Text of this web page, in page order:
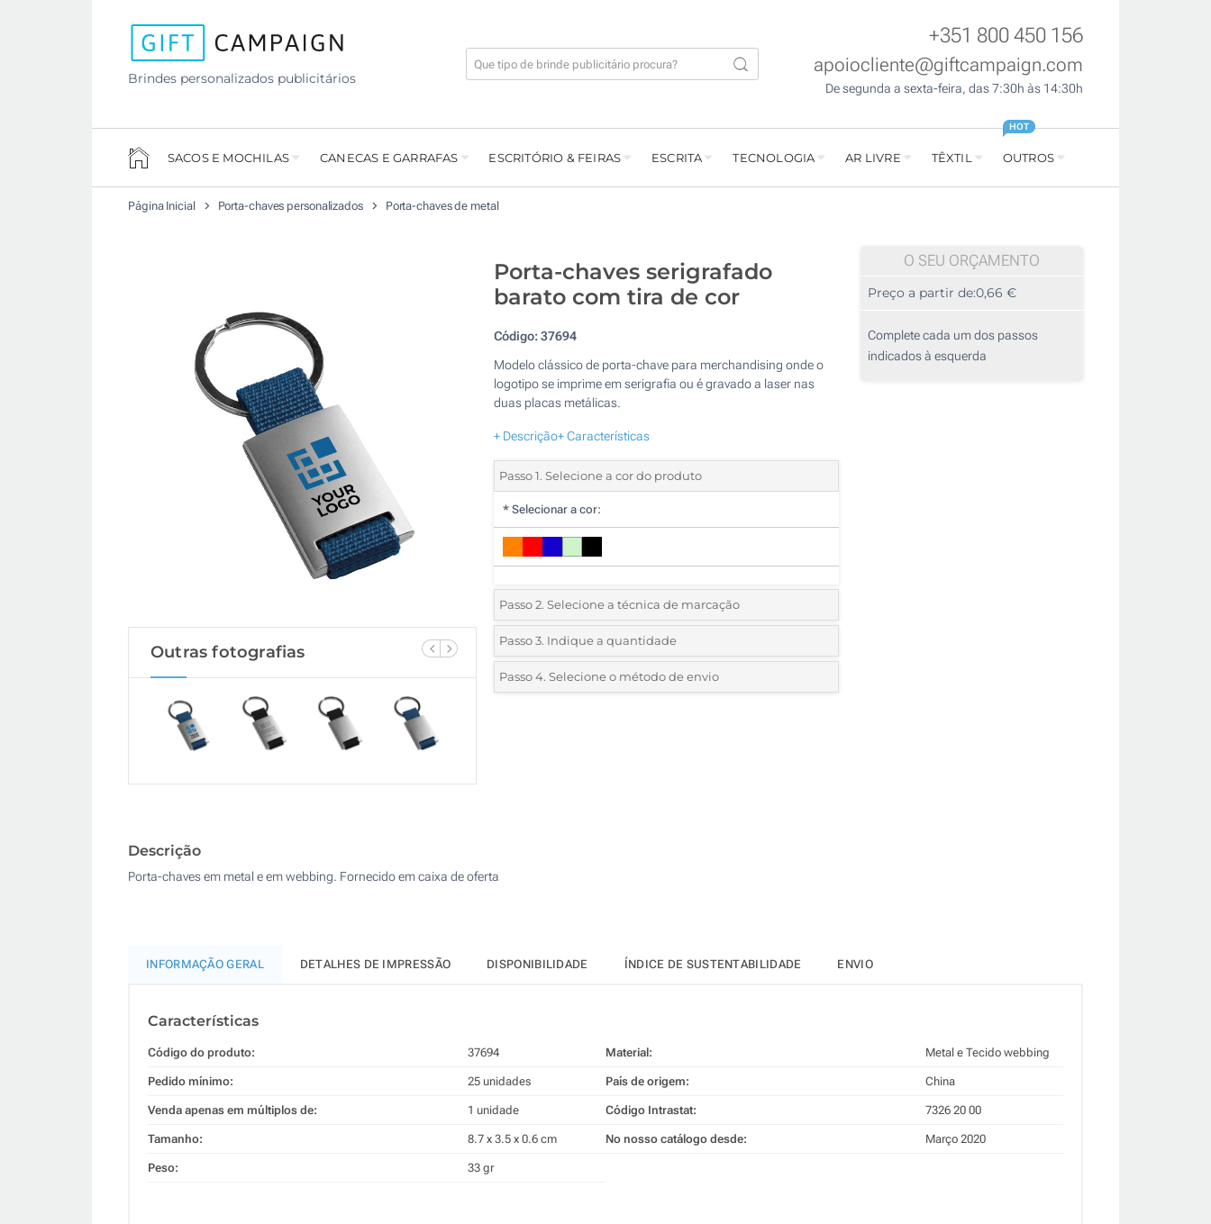
Brindes personalizados publicitários
+351 800 450 156
apoiocliente@giftcampaign.com
De segunda a sexta-feira, das 7:30h às 14:30h
SACOS E MOCHILAS CANECAS E GARRAFAS ESCRITÓRIO & FEIRAS ESCRITA TECNOLOGIA AR LIVRE TÊXTIL OUTROS
HOT
Página Inicial Porta-chaves personalizados Porta-chaves de metal
Outras fotografias
Porta-chaves serigrafado
barato com tira de cor
Código:37694
Modelo clássico de porta-chave para merchandising onde o
logotipo se imprime em serigrafia ou é gravado a laser nas
duas placas metálicas.
+ Descrição+ Características
Passo 1. Selecione a cor do produto
* Selecionar a cor:
Passo 2. Selecione a técnica de marcação
*Selecione o tipo de marcação e as cores do logotipo:
1 Cor (Num lado)
Passo 3. Indique a quantidade
*Quantidade mínima:25
Passo 4. Selecione o método de envio
O SEU ORÇAMENTO
Preço a partir de:0,66 €
Complete cada um dos passos
indicados à esquerda
Descrição
Porta-chaves em metal e em webbing. Fornecido em caixa de oferta
INFORMAÇÃO GERAL DETALHES DE IMPRESSÃO DISPONIBILIDADE ÍNDICE DE SUSTENTABILIDADE ENVIO
Características
Código do produto: 37694
Pedido mínimo: 25 unidades
Venda apenas em múltiplos de: 1 unidade
Tamanho: 8.7 x 3.5 x 0.6 cm
Peso: 33 gr
Material: Metal e Tecido webbing
País de origem: China
Código Intrastat: 7326 20 00
No nosso catálogo desde: Março 2020